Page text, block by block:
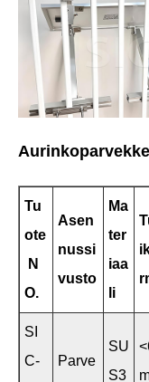
Tu
ote
N
O.
Asen
nussi
vusto
Ma
ter
iaa
li
SI
C-
Parve
SU
S3